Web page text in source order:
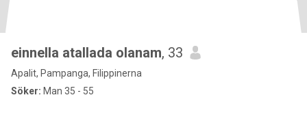
einnella atallada olanam, 33
Apalit, Pampanga, Filippinerna
Söker: Man 35 - 55